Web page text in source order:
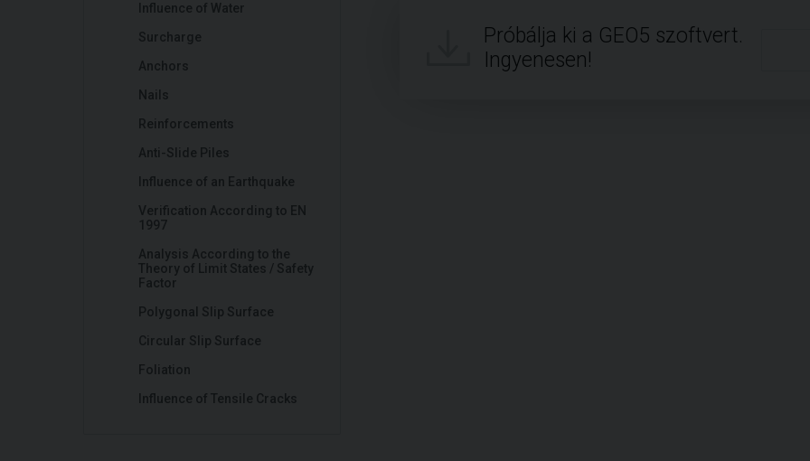
Influence of Water
Surcharge
Anchors
Nails
Reinforcements
Anti-Slide Piles
Influence of an Earthquake
Verification According to EN
1997
Analysis According to the
Theory of Limit States / Safety
Factor
Polygonal Slip Surface
Circular Slip Surface
Foliation
Influence of Tensile Cracks
Próbálja ki a GEO5 szoftvert.
Ingyenesen!